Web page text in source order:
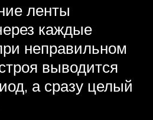
ленты
каждые
неправильном
выводится
а сразу целый